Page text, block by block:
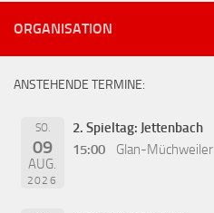
ORGANISATION
ANSTEHENDE TERMINE:
SO.
09
AUG.
2026
2. Spieltag: Jettenbach
15:00
Glan-Müchweiler